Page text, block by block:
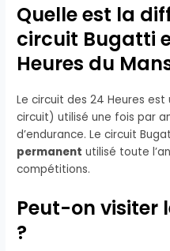
Quelle est la
circuit Bugatti
Heures du
Le circuit des 24 Heures est
circuit) utilisé une fois par
d’endurance. Le circuit
permanent utilisé toute
compétitions.
Peut-on visiter
?